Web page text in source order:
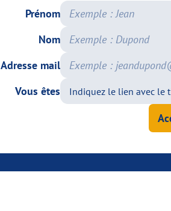
Prénom
Nom
Adresse mail
Vous êtes